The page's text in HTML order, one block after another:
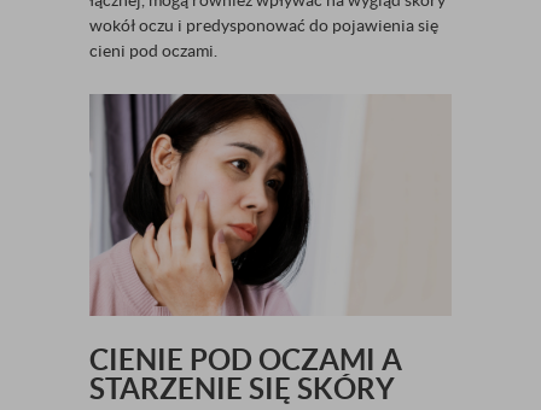
wokół oczu i predysponować do pojawienia się
cieni pod oczami.
CIENIE POD OCZAMI A
STARZENIE SIĘ SKÓRY